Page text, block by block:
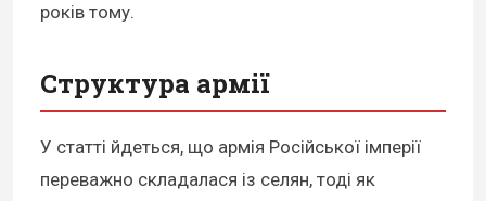
років тому.
Структура армії
У статті йдеться, що армія Російської імперії
переважно складалася із селян, тоді як